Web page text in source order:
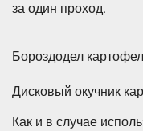
за один проход.
Бороздодел
Дисковый окучник
Как и в случае